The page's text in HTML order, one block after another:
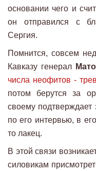
основании чего и
он отправился с
Сергия.
Помнится, совсем
Кавказу генерал
числа неофитов -
потом берутся за
своему подтверждает
по его интервью, в
то лакец.
В этой связи
силовикам